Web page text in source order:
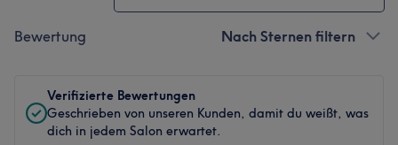
Bewertung Nach Sternen filtern
Verifizierte Bewertungen
Geschrieben von unseren Kunden, damit du weißt, was
dich in jedem Salon erwartet.